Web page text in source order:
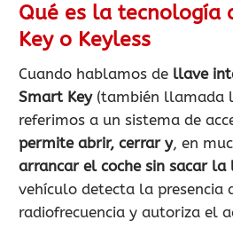
900
Qué es la tecnología
Key o Keyless
Cuando hablamos de llave
Smart Key(también llamada
referimos a un sistema de
permite abrir, cerrar y, en
arrancar el coche sin sacar
vehículo detecta la presencia
radiofrecuencia y autoriza el